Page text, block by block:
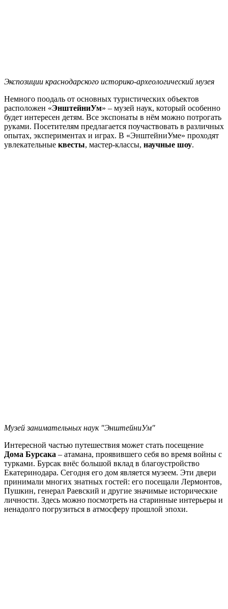
Экспозиции краснодарского историко-археологический музея
Немного поодаль от основных туристических объектов
расположен «ЭнштейниУм» – музей наук, который особенно
будет интересен детям. Все экспонаты в нём можно потрогать
руками. Посетителям предлагается поучаствовать в различных
опытах, экспериментах и играх. В «ЭнштейниУме» проходят
увлекательные квесты, мастер-классы, научные шоу.
Музей занимательных наук "ЭнштейниУм"
Интересной частью путешествия может стать посещение
Дома Бурсака – атамана, проявившего себя во время войны с
турками. Бурсак внёс большой вклад в благоустройство
Екатеринодара. Сегодня его дом является музеем. Эти двери
принимали многих знатных гостей: его посещали Лермонтов,
Пушкин, генерал Раевский и другие значимые исторические
личности. Здесь можно посмотреть на старинные интерьеры и
ненадолго погрузиться в атмосферу прошлой эпохи.